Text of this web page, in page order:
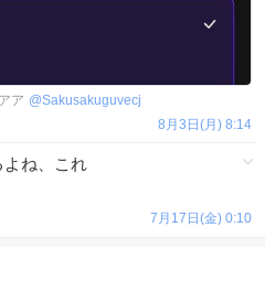
ア @Sakusakuguvecj
8月3日(月) 8:14
よね、これ
7月17日(金) 0:10